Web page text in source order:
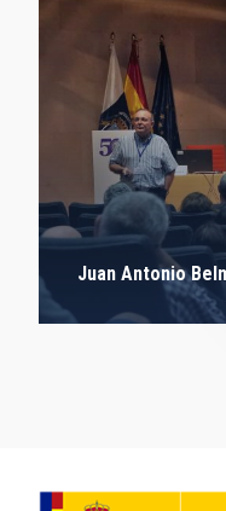
Juan Antonio